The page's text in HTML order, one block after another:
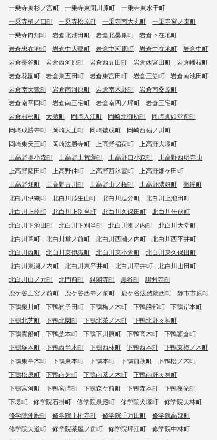
一乗寺東杉ノ宮町
一乗寺東閉川原町
一乗寺東水干町
一乗寺樋ノ口町
一乗寺松原町 一乗寺南大丸町
一乗寺宮ノ東町
一乗寺向畑町
岩倉北池田町 岩倉北桑原町
岩倉下在地町
岩倉忠在地町
岩倉中大鷺町 岩倉中河原町 岩倉中在地町
岩倉中町
岩倉長谷町
岩倉西河原町 岩倉西五田町 岩倉西宮田町
岩倉幡枝町
岩倉花園町
岩倉東五田町 岩倉東宮田町 岩倉三笠町
岩倉南池田町
岩倉南大鷺町
岩倉南河原町 岩倉南木野町
岩倉南桑原町
岩倉南平岡町
岩倉南三宅町 岩倉南四ノ坪町
岩倉三宅町
岩倉村松町
大菊町 岡崎入江町 岡崎北御所町
岡崎真如堂前町
岡崎成勝寺町
岡崎天王町 岡崎徳成町
岡崎西福ノ川町
岡崎東天王町
岡崎法勝寺町 上高野稲荷町
上高野大塚町
上高野奥小森町
上高野上荒蒔町 上高野口小森町
上高野西明寺山
上高野薩田町
上高野仲町 上高野西氷室町
上高野畑ケ田町
上高野畑町
上高野古川町 上高野山ノ橋町 上高野隣好町
菊鉾町
北白川伊織町
北白川瓜生山町 北白川追分町
北白川上池田町
北白川上終町
北白川上別当町 北白川久保田町
北白川仕伏町
北白川下池田町
北白川下別当町 北白川瀬ノ内町
北白川大堂町
北白川蔦町
北白川堂ノ前町 北白川西瀬ノ内町
北白川西平井町
北白川西町
北白川東伊織町 北白川東小倉町
北白川東久保田町
北白川東瀬ノ内町
北白川東平井町 北白川平井町
北白川山田町
北白川山ノ元町
北門前町 銀閣寺町 黒谷町
讃州寺町
鹿ケ谷上宮ノ前町
鹿ケ谷西寺ノ前町 鹿ケ谷法然院西町
静市市原町
下鴨泉川町
下鴨狗子田町 下鴨梅ノ木町 下鴨膳部町
下鴨岸本町
下鴨北芝町
下鴨北園町 下鴨北茶ノ木町
下鴨北野々神町
下鴨貴船町
下鴨芝本町 下鴨下川原町 下鴨高木町
下鴨蓼倉町
下鴨塚本町
下鴨西半木町 下鴨西林町 下鴨西本町
下鴨東梅ノ木町
下鴨東半木町
下鴨東本町 下鴨本町 下鴨前萩町
下鴨松ノ木町
下鴨松原町
下鴨南芝町 下鴨南茶ノ木町
下鴨南野々神町
下鴨宮河町
下鴨宮崎町 下鴨森ケ前町 下鴨森本町
下鴨夜光町
下堤町
修学院石掛町 修学院泉殿町 修学院犬塚町
修学院大林町
修学院沖殿町
修学院十権寺町 修学院千万田町
修学院高部町
修学院大道町
修学院茶屋ノ前町 修学院坪江町
修学院中林町